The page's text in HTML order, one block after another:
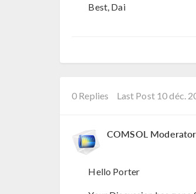
Best, Dai
0 Replies Last Post 10 déc.
COMSOL Moderator
Hello Porter